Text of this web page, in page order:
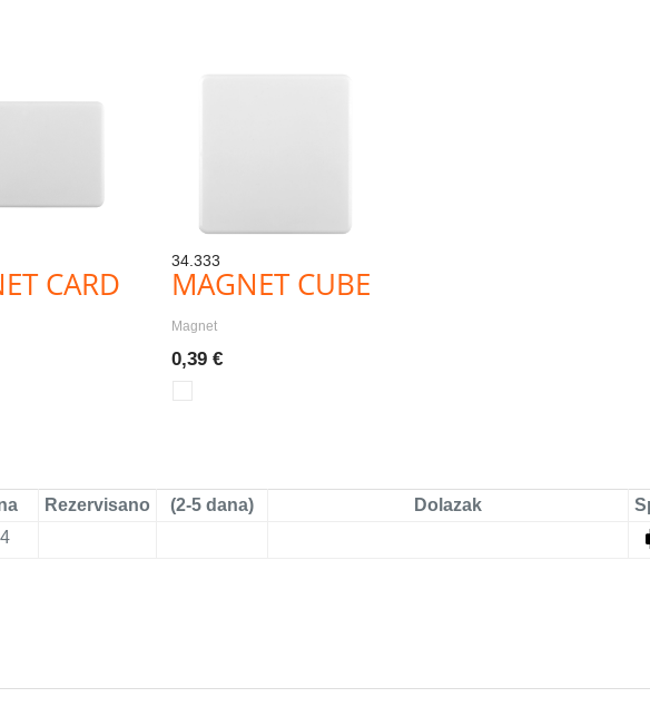
CARD
34.333
MAGNET CUBE
Magnet
0,39 €
Rezervisano (2-5 dana) Dolazak